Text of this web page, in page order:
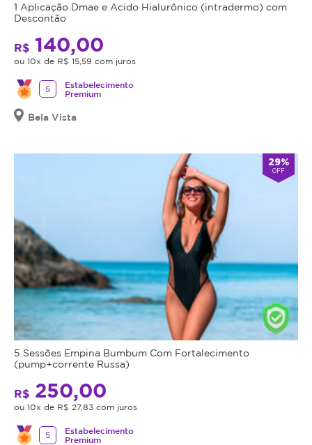
1 Aplicação Dmae e Acido Hialurônico (intradermo) com
Descontão
R$ 140,00
ou 10x de R$ 15,59 com juros
5
Estabelecimento
Premium
Bela Vista
29%
OFF
5 Sessões Empina Bumbum Com Fortalecimento
(pump+corrente Russa)
R$ 250,00
ou 10x de R$ 27,83 com juros
5
Estabelecimento
Premium